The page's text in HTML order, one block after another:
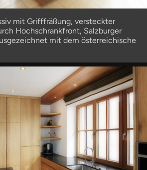
mit Grifffräßung, versteckter
Hochschrankfront, Salzburger
mit dem österreichische